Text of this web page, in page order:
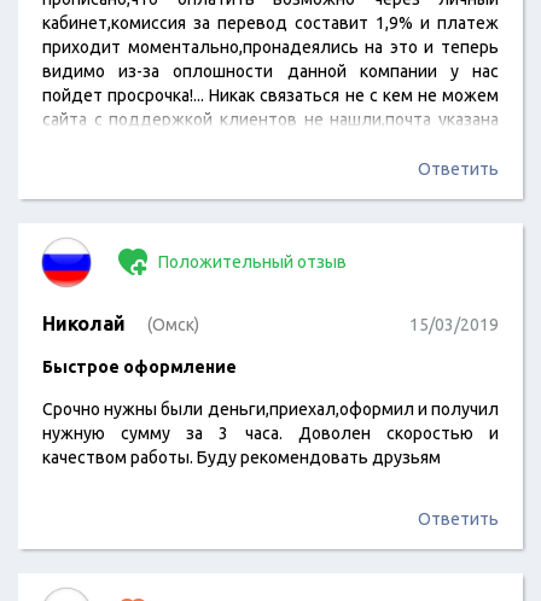
кабинет,комиссия за перевод составит 1,9% и платеж
приходит моментально,пронадеялись на это и теперь
видимо из-за оплошности данной компании у нас
пойдет просрочка!... Никак связаться не с кем не можем
сайта с поддержкой клиентов не нашли,почта указана
Ответить
Положительный отзыв
Николай (Омск) 15/03/2019
Быстрое оформление
Срочно нужны были деньги,приехал,оформил и получил
нужную сумму за 3 часа. Доволен скоростью и
качеством работы. Буду рекомендовать друзьям
Ответить